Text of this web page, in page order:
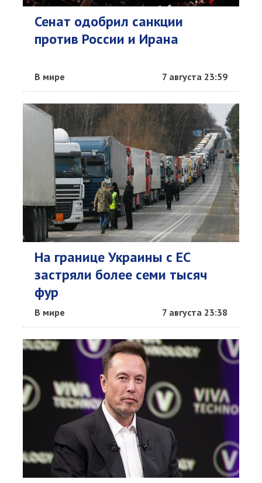
Сенат одобрил санкции
против России и Ирана
В мире 7 августа 23:59
На границе Украины с ЕС
застряли более семи тысяч
фур
В мире 7 августа 23:38